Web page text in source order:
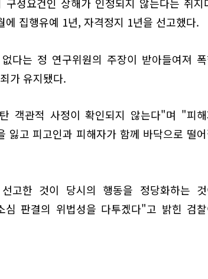
성요건인 상해가 인정되지 않는다는 취지
집행유예 1년, 자격정지 1년을 선고했다.
다는 정 연구위원의 주장이 받아들여져 폭
가 유지됐다.
객관적 사정이 확인되지 않는다"며 "피
잃고 피고인과 피해자가 함께 바닥으로 떨
고한 것이 당시의 행동을 정당화하는 것
판결의 위법성을 다투겠다"고 밝힌 검찰